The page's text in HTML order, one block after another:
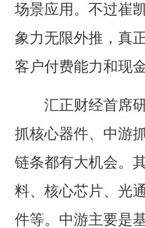
场景应用。不过崔
象力无限外推，真
客户付费能力和现
汇正财经首席研
抓核心器件、中游
链条都有大机会。
料、核心芯片、光
件等。中游主要是